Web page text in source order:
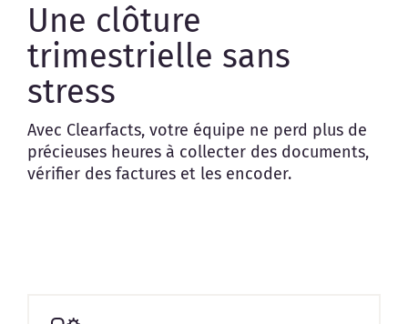
Une clôture
trimestrielle sans
stress
Avec Clearfacts, votre équipe ne perd plus de
précieuses heures à collecter des documents,
vérifier des factures et les encoder.